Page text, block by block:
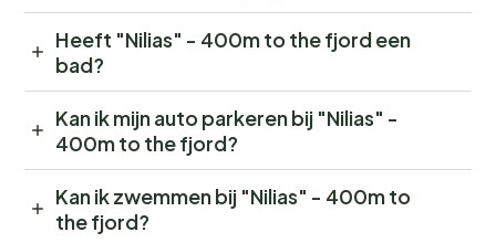
Heeft "Nilias" - 400m to the fjord een
bad?
Kan ik mijn auto parkeren bij "Nilias" -
400m to the fjord?
Kan ik zwemmen bij "Nilias" - 400m to
the fjord?